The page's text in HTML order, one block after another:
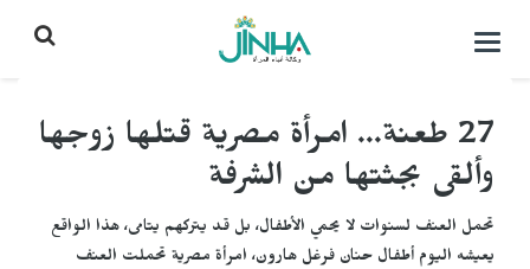
التحكم
27 طعنة... امرأة مصرية قتلها زوجها
وألقى بجثتها من الشرفة
تحمل العنف لسنوات لا يحمي الأطفال، بل قد يتركهم يتامى، هذا الواقع
يعيشه اليوم أطفال حنان فرغل هارون، امرأة مصرية تحملت العنف